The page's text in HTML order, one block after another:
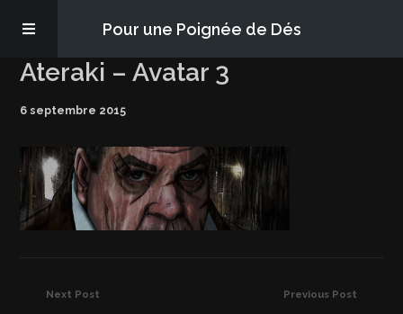
Pour une Poignée de Dés
Les épisodes
S’abonner
Ateraki – Avatar 3
6 septembre 2015
Previous Post
Next Post